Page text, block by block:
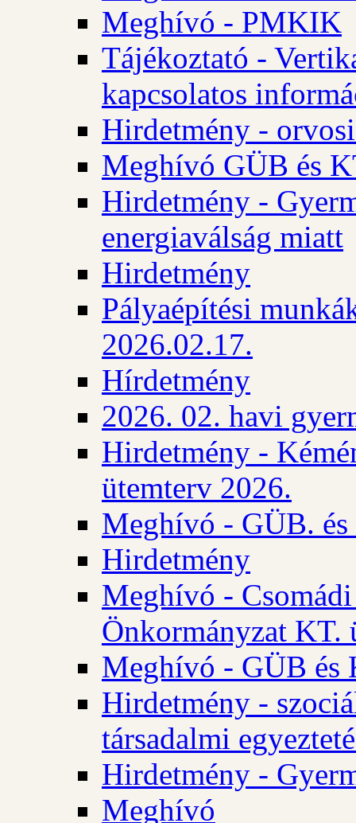
Meghívó - PMKIK
Tájékoztató -
kapcsolatos
Hirdetmény -
Meghívó GÜB és
Hirdetmény -
energiaválság miatt
Hirdetmény
Pályaépítési
2026.02.17.
Hírdetmény
2026. 02. havi
Hirdetmény -
ütemterv 2026.
Meghívó - GÜB.
Hirdetmény
Meghívó -
Önkormányzat KT.
Meghívó - GÜB és
Hirdetmény -
társadalmi
Hirdetmény -
Meghívó